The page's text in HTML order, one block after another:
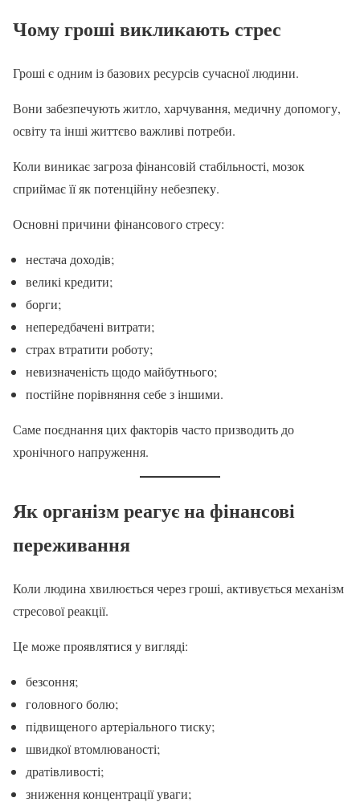
Чому гроші викликають стрес
Гроші є одним із базових ресурсів сучасної людини.
Вони забезпечують житло, харчування, медичну допомогу,
освіту та інші життєво важливі потреби.
Коли виникає загроза фінансовій стабільності, мозок
сприймає її як потенційну небезпеку.
Основні причини фінансового стресу:
нестача доходів;
великі кредити;
борги;
непередбачені витрати;
страх втратити роботу;
невизначеність щодо майбутнього;
постійне порівняння себе з іншими.
Саме поєднання цих факторів часто призводить до
хронічного напруження.
Як організм реагує на фінансові
переживання
Коли людина хвилюється через гроші, активується механізм
стресової реакції.
Це може проявлятися у вигляді:
безсоння;
головного болю;
підвищеного артеріального тиску;
швидкої втомлюваності;
дратівливості;
зниження концентрації уваги;